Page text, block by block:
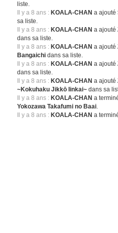
liste.
Il y a 8 ans : KOALA-CHAN a ajouté
sa liste.
Il y a 8 ans : KOALA-CHAN a ajouté
dans sa liste.
Il y a 8 ans : KOALA-CHAN a ajouté
Bangaichi dans sa liste.
Il y a 8 ans : KOALA-CHAN a ajouté
dans sa liste.
Il y a 8 ans : KOALA-CHAN a ajouté
~Kokuhaku Jikkō Iinkai~ dans sa
Il y a 8 ans : KOALA-CHAN a
Yokozawa Takafumi no Baai.
Il y a 8 ans : KOALA-CHAN a